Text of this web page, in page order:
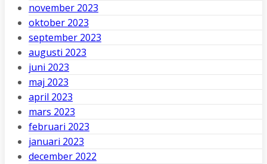
november 2023
oktober 2023
september 2023
augusti 2023
juni 2023
maj 2023
april 2023
mars 2023
februari 2023
januari 2023
december 2022